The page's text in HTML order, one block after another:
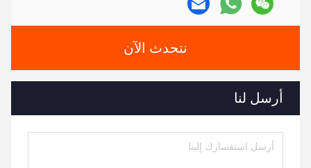
نتحدث الآن
أرسل لنا